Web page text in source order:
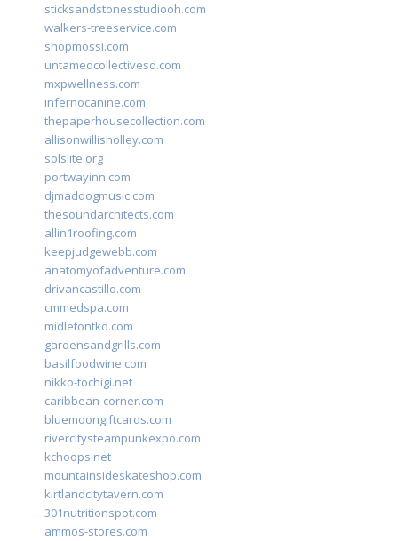
sticksandstonesstudiooh.com
walkers-treeservice.com
shopmossi.com
untamedcollectivesd.com
mxpwellness.com
infernocanine.com
thepaperhousecollection.com
allisonwillisholley.com
solslite.org
portwayinn.com
djmaddogmusic.com
thesoundarchitects.com
allin1roofing.com
keepjudgewebb.com
anatomyofadventure.com
drivancastillo.com
cmmedspa.com
midletontkd.com
gardensandgrills.com
basilfoodwine.com
nikko-tochigi.net
caribbean-corner.com
bluemoongiftcards.com
rivercitysteampunkexpo.com
kchoops.net
mountainsideskateshop.com
kirtlandcitytavern.com
301nutritionspot.com
ammos-stores.com